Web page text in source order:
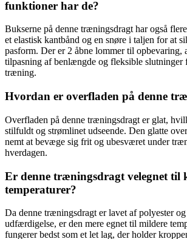
funktioner har de?
Bukserne på denne træningsdragt har også
et elastisk kantbånd og en snøre i taljen for at
pasform. Der er 2 åbne lommer til opbevaring,
tilpasning af benlængde og fleksible slutninger
træning.
Hvordan er overfladen på denne
Overfladen på denne træningsdragt er glat,
stilfuldt og strømlinet udseende. Den glatte
nemt at bevæge sig frit og ubesværet under
hverdagen.
Er denne træningsdragt velegnet til
temperaturer?
Da denne træningsdragt er lavet af polyester
udfærdigelse, er den mere egnet til mildere
fungerer bedst som et let lag, der holder